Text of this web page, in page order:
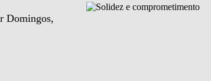
Domingos,